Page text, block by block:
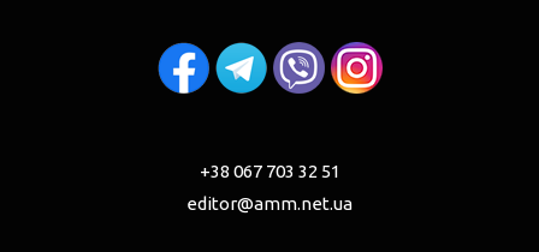
+38 067 703 32 51
editor@amm.net.ua